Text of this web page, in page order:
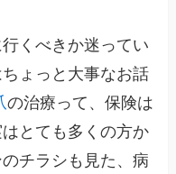
くべきか迷ってい
ょっと大事なお話
の治療って、保険は
とても多くの方か
チラシも見た、病